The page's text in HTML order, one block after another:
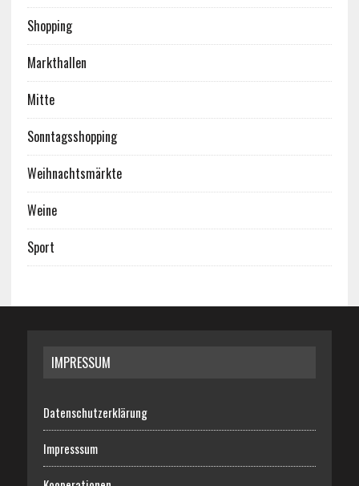
Shopping
Markthallen
Mitte
Sonntagsshopping
Weihnachtsmärkte
Weine
Sport
IMPRESSUM
Datenschutzerklärung
Impresssum